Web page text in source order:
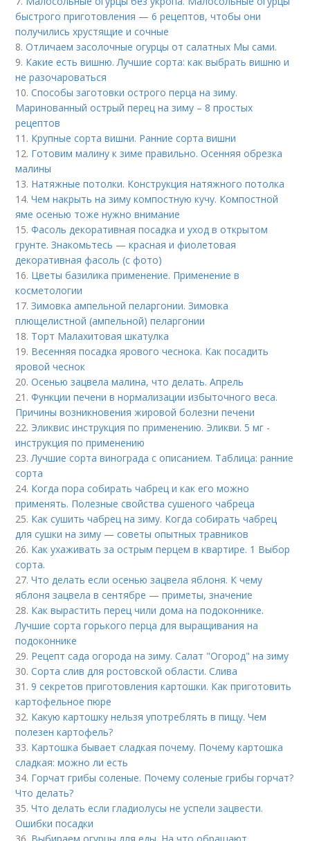
быстрого приготовления — 6 рецептов, чтобы они
получились хрустящие и сочные
8.Отличаем засолочные огурцы от салатных Мы сами.
9. Какие есть вишню. Лучшие сорта: как выбрать вишню и
не разочароваться
10.Способы заготовки острого перца на зиму.
Маринованный острый перец на зиму – 8 простых
рецептов
11. Крупные сорта вишни. Ранние сорта вишни
12. Готовим малину к зиме правильно. Осенняя обрезка
малины
13. Натяжные потолки. Конструкция натяжного потолка
14.Чем накрыть на зиму компостную кучу. Компостной
яме осенью тоже нужно внимание
15.Фасоль декоративная посадка и уход в открытом
грунте. Знакомьтесь — красная и фиолетовая
декоративная фасоль (с фото)
16. Цветы базилика применение. Применение в
косметологии
17.Зимовка ампельной пеларгонии. Зимовка
плющелистной (ампельной) пеларгонии
18. Торт Малахитовая шкатулка
19. Весенняя посадка ярового чеснока. Как посадить
яровой чеснок
20.Осенью зацвела малина, что делать. Апрель
21.Функции печени в нормализации избыточного веса.
Причины возникновения жировой болезни печени
22. Эликвис инструкция по применению. Эликви. 5 мг -
инструкция по применению
23.Лучшие сорта винограда с описанием. Таблица: ранние
сорта
24. Когда пора собирать чабрец и как его можно
применять. Полезные свойства сушеного чабреца
25. Как сушить чабрец на зиму. Когда собирать чабрец
для сушки на зиму — советы опытных травников
26. Как ухаживать за острым перцем в квартире. 1 Выбор
сорта.
27.Что делать если осенью зацвела яблоня. К чему
яблоня зацвела в сентябре — приметы, значение
28. Как вырастить перец чили дома на подоконнике.
Лучшие сорта горького перца для выращивания на
подоконнике
29. Рецепт сада огорода на зиму. Салат "Огород" на зиму
30.Сорта слив для ростовской области. Слива
31.9 секретов приготовления картошки. Как приготовить
картофельное пюре
32. Какую картошку нельзя употреблять в пищу. Чем
полезен картофель?
33. Картошка бывает сладкая почему. Почему картошка
сладкая: можно ли есть
34. Горчат грибы соленые. Почему соленые грибы горчат?
Что делать?
35.Что делать если гладиолусы не успели зацвести.
Ошибки посадки